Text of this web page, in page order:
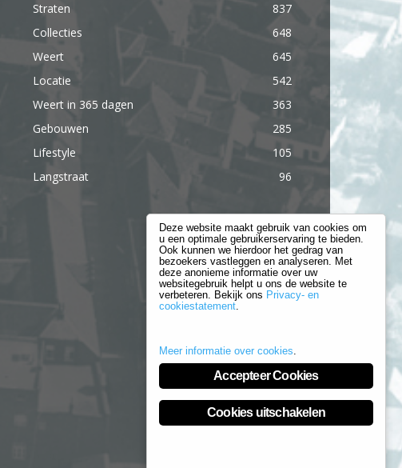
Straten
837
Collecties
648
Weert
645
Locatie
542
Weert in 365 dagen
363
Gebouwen
285
Lifestyle
105
Langstraat
96
Deze website maakt gebruik van cookies om
u een optimale gebruikerservaring te bieden.
Ook kunnen we hierdoor het gedrag van
bezoekers vastleggen en analyseren. Met
deze anonieme informatie over uw
websitegebruik helpt u ons de website te
verbeteren. Bekijk ons Privacy- en
cookiestatement.
Meer informatie over cookies.
Accepteer Cookies
Cookies uitschakelen